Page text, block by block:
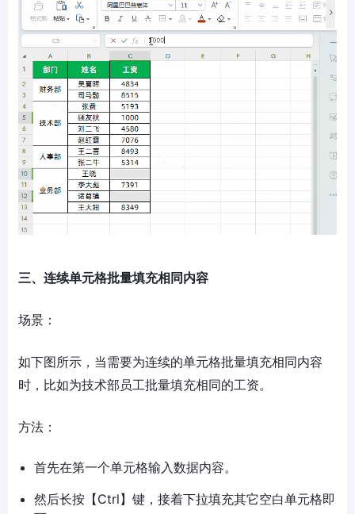
三、连续单元格批量填充相同内容
场景：
如下图所示，当需要为连续的单元格批量填充相同内容
时，比如为技术部员工批量填充相同的工资。
方法：
首先在第一个单元格输入数据内容。
然后长按【Ctrl】键，接着下拉填充其它空白单元格即